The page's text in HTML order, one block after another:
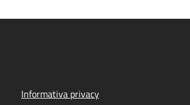
Informativa privacy